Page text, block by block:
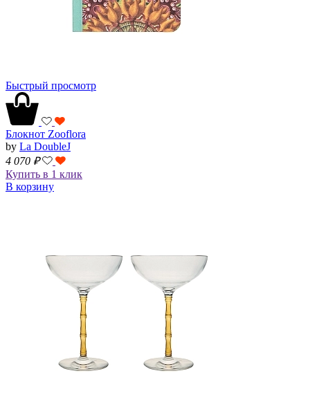
Быстрый просмотр
Блокнот Zooflora
by La DoubleJ
4 070 ₽
Купить в 1 клик
В корзину